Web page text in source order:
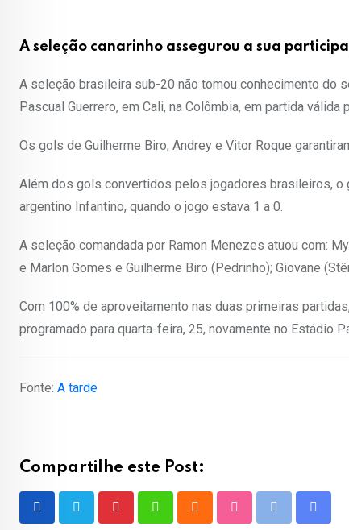
A seleção canarinho assegurou a sua
A seleção brasileira sub-20 não tomou conhecimento do
Pascual Guerrero, em Cali, na Colômbia, em partida válida
Os gols de Guilherme Biro, Andrey e Vitor Roque
Além dos gols convertidos pelos jogadores brasileiros,
argentino Infantino, quando o jogo estava 1 a 0.
A seleção comandada por Ramon Menezes atuou com:
e Marlon Gomes e Guilherme Biro (Pedrinho); Giovane
Com 100% de aproveitamento nas duas primeiras
programado para quarta-feira, 25, novamente no Estádio
Fonte: A tarde
Compartilhe este Post: